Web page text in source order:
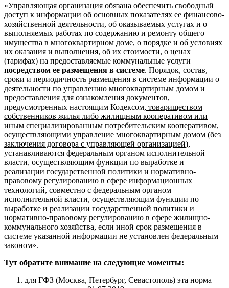
«Управляющая организация обязана обеспечить свободный
доступ к информации об основных показателях ее финансово-
хозяйственной деятельности, об оказываемых услугах и о
выполняемых работах по содержанию и ремонту общего
имущества в многоквартирном доме, о порядке и об условиях
их оказания и выполнения, об их стоимости, о ценах
(тарифах) на предоставляемые коммунальные услуги
посредством ее размещения в системе. Порядок, состав,
сроки и периодичность размещения в системе информации о
деятельности по управлению многоквартирным домом и
предоставления для ознакомления документов,
предусмотренных настоящим Кодексом, товариществом
собственников жилья либо жилищным кооперативом или
иным специализированным потребительским кооперативом,
осуществляющими управление многоквартирным домом (без
заключения договора с управляющей организацией),
устанавливаются федеральным органом исполнительной
власти, осуществляющим функции по выработке и
реализации государственной политики и нормативно-
правовому регулированию в сфере информационных
технологий, совместно с федеральным органом
исполнительной власти, осуществляющим функции по
выработке и реализации государственной политики и
нормативно-правовому регулированию в сфере жилищно-
коммунального хозяйства, если иной срок размещения в
системе указанной информации не установлен федеральным
законом».
Тут обратите внимание на следующие моменты:
для ГФЗ (Москва, Петербург, Севастополь) эта норма